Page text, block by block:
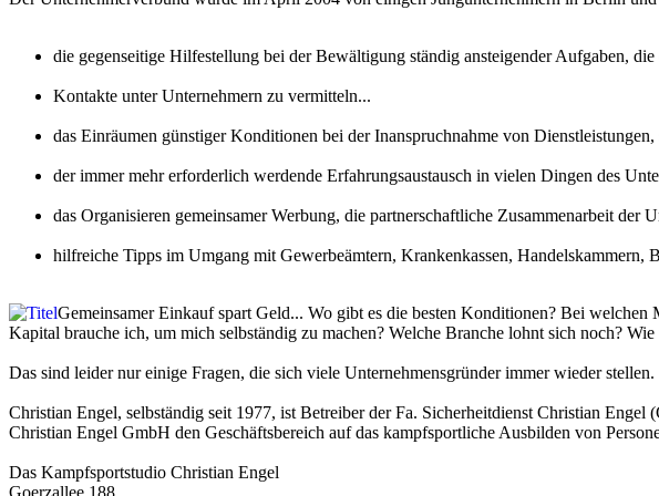
die gegenseitige Hilfestellung bei der Bewältigung ständig ansteigender Aufgaben,
Kontakte unter Unternehmern zu vermitteln...
das Einräumen günstiger Konditionen bei der Inanspruchnahme von
der immer mehr erforderlich werdende Erfahrungsaustausch in vielen Dingen des
das Organisieren gemeinsamer Werbung, die partnerschaftliche Zusammenarbeit der
hilfreiche Tipps im Umgang mit Gewerbeämtern, Krankenkassen, Handelskammern,
Gemeinsamer Einkauf spart Geld... Wo gibt es die besten Konditionen? Bei
Kapital brauche ich, um mich selbständig zu machen? Welche Branche lohnt sich noch?
Das sind leider nur einige Fragen, die sich viele Unternehmensgründer immer wieder stellen.
Christian Engel, selbständig seit 1977, ist Betreiber der Fa. Sicherheitdienst Christian
Christian Engel GmbH den Geschäftsbereich auf das kampfsportliche Ausbilden von
Das Kampfsportstudio Christian Engel
Goerzallee 188